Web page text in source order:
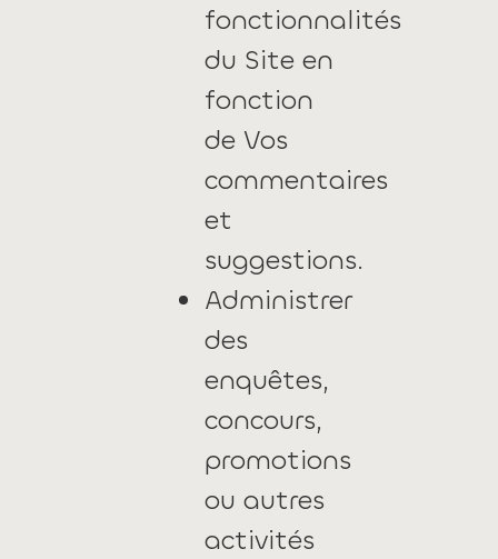
fonctionnalités
du Site en
fonction
de Vos
commentaires
et
suggestions.
Administrer
des
enquêtes,
concours,
promotions
ou autres
activités